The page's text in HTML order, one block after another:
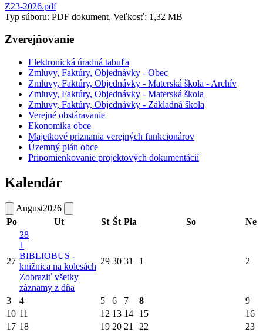
Z23-2026.pdf
Typ súboru: PDF dokument, Veľkosť: 1,32 MB
Zverejňovanie
Elektronická úradná tabuľa
Zmluvy, Faktúry, Objednávky - Obec
Zmluvy, Faktúry, Objednávky - Materská škola - Archív
Zmluvy, Faktúry, Objednávky - Materská škola
Zmluvy, Faktúry, Objednávky - Základná škola
Verejné obstáravanie
Ekonomika obce
Majetkové priznania verejných funkcionárov
Územný plán obce
Pripomienkovanie projektových dokumentácií
Kalendár
August2026
Po
Ut St Št Pia So Ne
27
28
1
BIBLIOBUS -
knižnica na kolesách
Zobraziť všetky
záznamy z dňa
29 30 31 1 2
3 4 5 6 7 8
9
10 11 12 13 14 15
16
17 18 19 20 21 22 23